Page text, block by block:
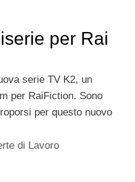
per Rai
serie TV K2, un
per RaiFiction. Sono
per questo nuovo
di Lavoro